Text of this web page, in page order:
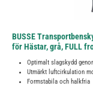
BUSSE
för Hästar, grå, FULL
Optimalt slagskydd
Utmärkt luftcirkulation
Formstabila och halkfria